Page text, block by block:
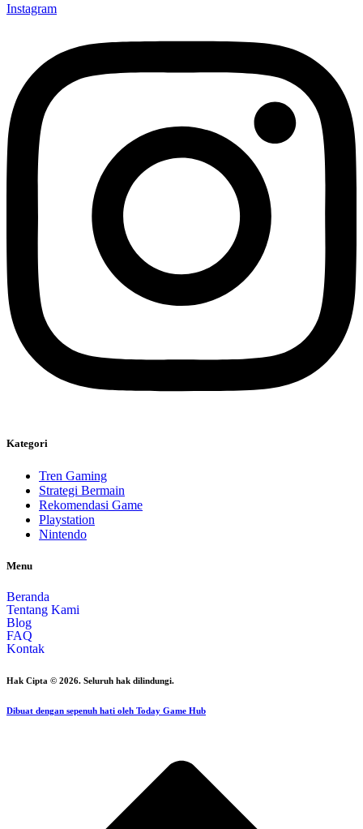
Instagram
Kategori
Tren Gaming
Strategi Bermain
Rekomendasi Game
Playstation
Nintendo
Menu
Beranda
Tentang Kami
Blog
FAQ
Kontak
Hak Cipta © 2026. Seluruh hak dilindungi.
Dibuat dengan sepenuh hati oleh Today Game Hub